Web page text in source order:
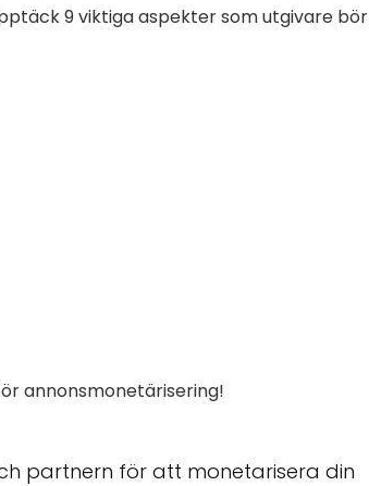
9 viktiga aspekter som utgivare bör
annonsmonetärisering!
partnern för att monetarisera din